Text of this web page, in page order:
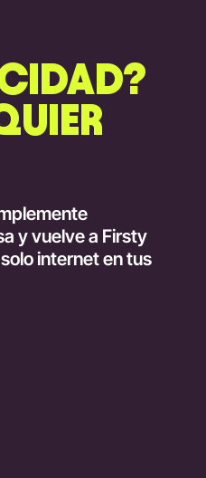
y vuelve a Firsty
internet en tus